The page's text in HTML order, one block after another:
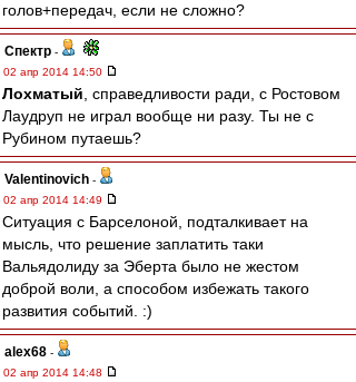
голов+передач, если не сложно?
Спектр -
02 апр 2014 14:50
Лохматый , справедливости ради, с Ростовом
Лаудруп не играл вообще ни разу. Ты не с
Рубином путаешь?
Valentinovich -
02 апр 2014 14:49
Ситуация с Барселоной, подталкивает на
мысль, что решение заплатить таки
Вальядолиду за Эберта было не жестом
доброй воли, а способом избежать такого
развития событий. :)
alex68 -
02 апр 2014 14:48